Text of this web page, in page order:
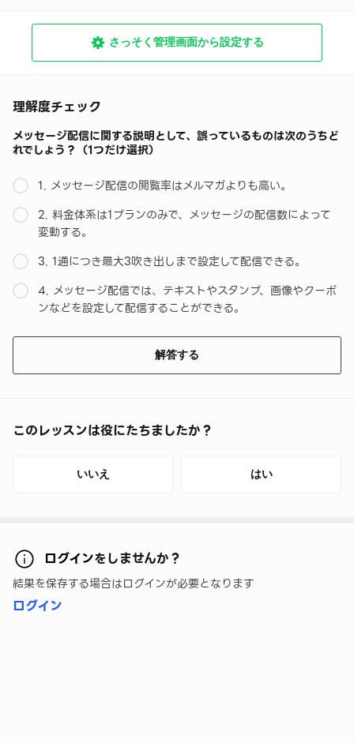
さっそく管理画面から設定する
理解度チェック
メッセージ配信に関する説明として、誤っているものは次のうちど
れでしょう？（1つだけ選択）
1. メッセージ配信の閲覧率はメルマガよりも高い。
2. 料金体系は1プランのみで、メッセージの配信数によって
変動する。
3. 1通につき最大3吹き出しまで設定して配信できる。
4. メッセージ配信では、テキストやスタンプ、画像やクーポ
ンなどを設定して配信することができる。
解答する
このレッスンは役にたちましたか？
いいえ はい
ログインをしませんか？
結果を保存する場合はログインが必要となります
ログイン